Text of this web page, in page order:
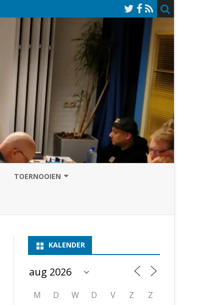
ASSEN 2
ASSEN 3
ASSEN I
ASSEN II
NOSBO-BEKER OPEN
KNSB-COMPETITIE
NOSBO-COMPETITIE
TOERNOOIEN
KALENDER
M D W D V Z
Z